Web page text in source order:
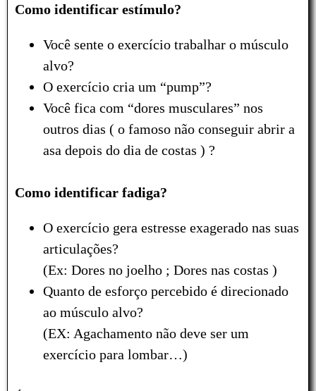
Como identificar estímulo?
Você sente o exercício trabalhar o músculo
alvo?
O exercício cria um “pump”?
Você fica com “dores musculares” nos
outros dias ( o famoso não conseguir abrir a
asa depois do dia de costas ) ?
Como identificar fadiga?
O exercício gera estresse exagerado nas suas
articulações?
(Ex: Dores no joelho ; Dores nas costas )
Quanto de esforço percebido é direcionado
ao músculo alvo?
(EX: Agachamento não deve ser um
exercício para lombar…)